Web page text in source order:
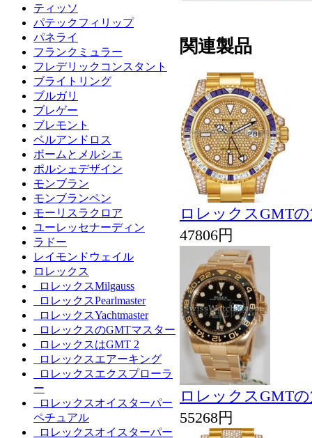
ティッソ
パテックフィリップ
パネライ
フランクミュラー
フレデリックコンスタント
ブライトリング
ブルガリ
ブレゲー
ブレモント
ベルアンドロス
ボームとメルシエ
ポルシェデザイン
モンブラン
モンブランペン
モーリスラクロア
ユーレッセナーディン
ラドー
レイモンドウェイル
ロレックス
ロレックスMilgauss
ロレックスPearlmaster
ロレックスYachtmaster
ロレックスのGMTマスター
ロレックスはGMT 2
ロレックスエアーキング
ロレックスエクスプローラ
ー
ロレックスオイスターパー
ペチュアル
ロレックスオイスターパー
関連製品
ロレックスGMT
47806円
ロレックスGMT
55268円